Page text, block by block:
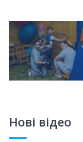
Нові відео